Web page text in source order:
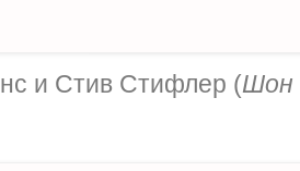
и Стив Стифлер (Шон